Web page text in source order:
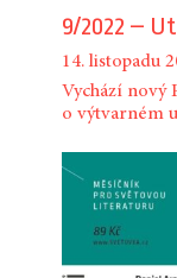
9/2022 –
14. listopadu
Vychází nový
o výtvarném